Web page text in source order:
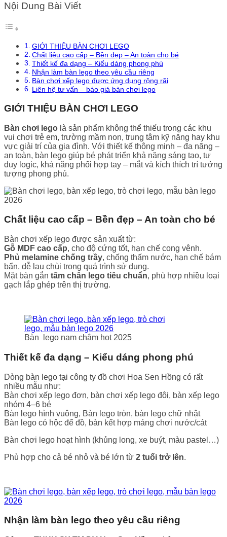
Nội Dung Bài Viết
GIỚI THIỆU BÀN CHƠI LEGO
Chất liệu cao cấp – Bền đẹp – An toàn cho bé
Thiết kế đa dạng – Kiểu dáng phong phú
Nhận làm bàn lego theo yêu cầu riêng
Bàn chơi xếp lego được ứng dụng rộng rãi
Liên hệ tư vấn – báo giá bàn chơi lego
GIỚI THIỆU BÀN CHƠI LEGO
Bàn chơi lego là sản phẩm không thể thiếu trong các khu
vui chơi trẻ em, trường mầm non, trung tâm kỹ năng hay khu
vực giải trí của gia đình. Với thiết kế thông minh – đa năng –
an toàn, bàn lego giúp bé phát triển khả năng sáng tạo, tư
duy logic, khả năng phối hợp tay – mắt và kích thích trí tưởng
tượng phong phú.
Chất liệu cao cấp – Bền đẹp – An toàn cho bé
Bàn chơi xếp lego được sản xuất từ:
Gỗ MDF cao cấp, cho độ cứng tốt, hạn chế cong vênh.
Phủ melamine chống trầy, chống thấm nước, hạn chế bám
bẩn, dễ lau chùi trong quá trình sử dụng.
Mặt bàn gắn tấm chân lego tiêu chuẩn, phù hợp nhiều loại
gạch lắp ghép trên thị trường.
Bàn lego nam châm hot 2025
Thiết kế đa dạng – Kiểu dáng phong phú
Dòng bàn lego tại công ty đồ chơi Hoa Sen Hồng có rất
nhiều mẫu như:
Bàn chơi xếp lego đơn, bàn chơi xếp lego đôi, bàn xếp lego
nhóm 4–6 bé
Bàn lego hình vuông, Bàn lego tròn, bàn lego chữ nhật
Bàn lego có hộc để đồ, bàn kết hợp máng chơi nước/cát
Bàn chơi lego hoạt hình (khủng long, xe buýt, màu pastel…)
Phù hợp cho cả bé nhỏ và bé lớn từ 2 tuổi trở lên.
Nhận làm bàn lego theo yêu cầu riêng